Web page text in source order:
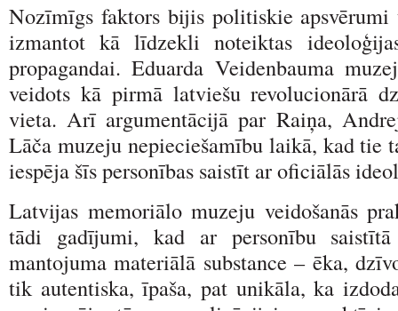
Nozīmīgs faktors bijis politiskie apsvērumi
izmantot kā līdzekli noteiktas
propagandai. Eduarda Veidenbauma
veidots kā pirmā latviešu revolucionārā
vieta. Arī argumentācijā par Raiņa,
Lāča muzeju nepieciešamību laikā, kad tie
iespēja šīs personības saistīt ar oficiālās
Latvijas memoriālo muzeju veidošanās
tādi gadījumi, kad ar personību
mantojuma materiālā substance – ēka,
tik autentiska, īpaša, pat unikāla, ka